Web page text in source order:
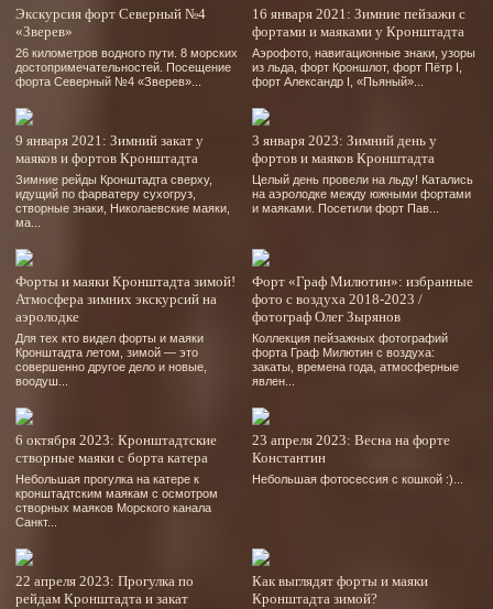
Экскурсия форт Северный №4
«Зверев»
26 километров водного пути. 8 морских
достопримечательностей. Посещение
форта Северный №4 «Зверев»...
16 января 2021: Зимние пейзажи с
фортами и маяками у Кронштадта
Аэрофото, навигационные знаки, узоры
из льда, форт Кроншлот, форт Пётр І,
форт Александр І, «Пьяный»...
9 января 2021: Зимний закат у
маяков и фортов Кронштадта
Зимние рейды Кронштадта сверху,
идущий по фарватеру сухогруз,
створные знаки, Николаевские маяки,
ма...
3 января 2023: Зимний день у
фортов и маяков Кронштадта
Целый день провели на льду! Катались
на аэролодке между южными фортами
и маяками. Посетили форт Пав...
Форты и маяки Кронштадта зимой!
Атмосфера зимних экскурсий на
аэролодке
Для тех кто видел форты и маяки
Кронштадта летом, зимой — это
совершенно другое дело и новые,
воодуш...
Форт «Граф Милютин»: избранные
фото с воздуха 2018-2023 /
фотограф Олег Зырянов
Коллекция пейзажных фотографий
форта Граф Милютин с воздуха:
закаты, времена года, атмосферные
явлен...
6 октября 2023: Кронштадтские
створные маяки с борта катера
Небольшая прогулка на катере к
кронштадтским маякам с осмотром
створных маяков Морского канала
Санкт...
23 апреля 2023: Весна на форте
Константин
Небольшая фотосессия с кошкой :)...
22 апреля 2023: Прогулка по
рейдам Кронштадта и закат
Как выглядят форты и маяки
Кронштадта зимой?